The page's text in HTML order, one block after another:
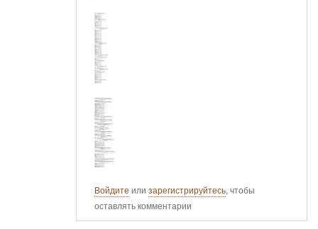
Войдите или зарегистрируйтесь, чтобы
оставлять комментарии